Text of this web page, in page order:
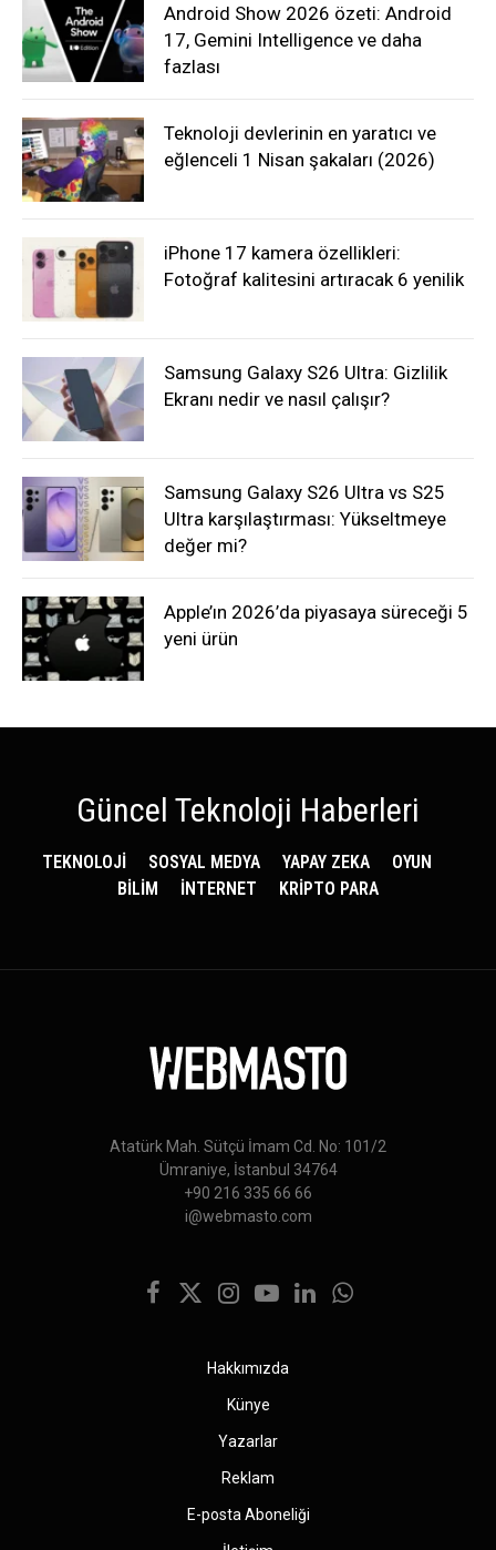
Android Show 2026 özeti: Android
17, Gemini Intelligence ve daha
fazlası
Teknoloji devlerinin en yaratıcı ve
eğlenceli 1 Nisan şakaları (2026)
iPhone 17 kamera özellikleri:
Fotoğraf kalitesini artıracak 6 yenilik
Samsung Galaxy S26 Ultra: Gizlilik
Ekranı nedir ve nasıl çalışır?
Samsung Galaxy S26 Ultra vs S25
Ultra karşılaştırması: Yükseltmeye
değer mi?
Apple’ın 2026’da piyasaya süreceği 5
yeni ürün
Güncel Teknoloji Haberleri
TEKNOLOJİ SOSYAL MEDYA YAPAY ZEKA
OYUN
BİLİM
İNTERNET KRİPTO PARA
Atatürk Mah. Sütçü İmam Cd. No: 101/2
Ümraniye, İstanbul 34764
+90 216 335 66 66
i@webmasto.com
Facebook
X
Instagram
YouTubeLinkedInWhatsApp
Hakkımızda
Künye
Yazarlar
Reklam
E-posta Aboneliği